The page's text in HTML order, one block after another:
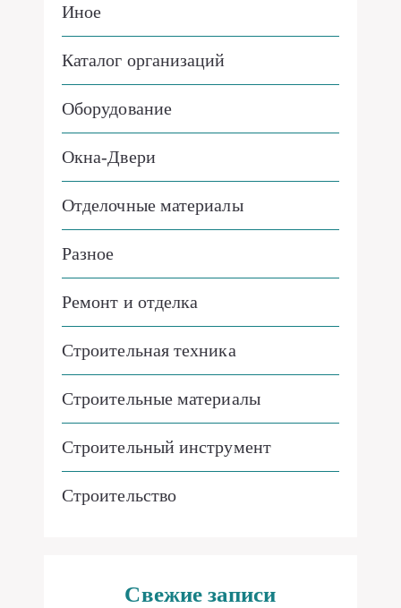
Иное
Каталог организаций
Оборудование
Окна-Двери
Отделочные материалы
Разное
Ремонт и отделка
Строительная техника
Строительные материалы
Строительный инструмент
Строительство
Свежие записи